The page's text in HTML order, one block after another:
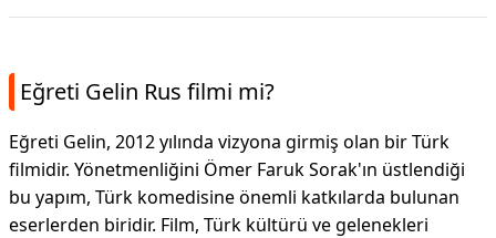
Eğreti Gelin Rus filmi mi?
Eğreti Gelin, 2012 yılında vizyona girmiş olan bir Türk
filmidir. Yönetmenliğini Ömer Faruk Sorak'ın üstlendiği
bu yapım, Türk komedisine önemli katkılarda bulunan
eserlerden biridir. Film, Türk kültürü ve gelenekleri